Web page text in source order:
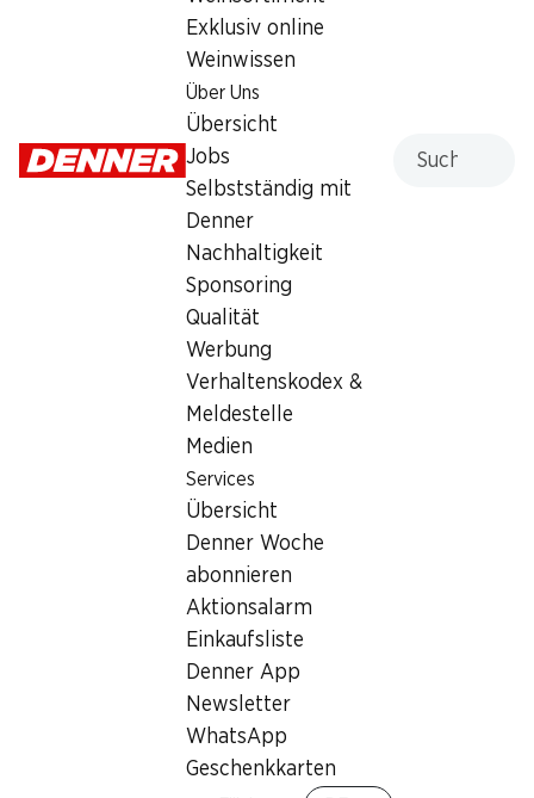
Exklusiv online
Weinwissen
Über Uns
Übersicht
Jobs
Selbstständig mit
Denner
Nachhaltigkeit
Sponsoring
Qualität
Werbung
Verhaltenskodex &
Meldestelle
Medien
Services
Übersicht
Denner Woche
abonnieren
Aktionsalarm
Einkaufsliste
Denner App
Newsletter
WhatsApp
Geschenkkarten
4.05statt 6.25
EMOZIONE Kaffeekapseln
Nespresso®-Maschinen, 20 Kapseln
EMOZIONE Kaffeekapseln
Maschinen, 20 Kapseln
EMOZIONE Kaffeekapseln
Decaffeinato, kompatibel mit
Nespresso®-Maschinen, 20 Kapseln
EMOZIONE Kaffeekapseln
Brioso
Maschinen, 20 Kapseln